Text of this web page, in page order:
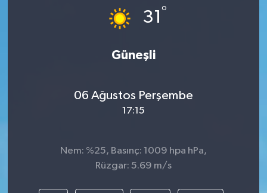
31°
Güneşli
06 Ağustos Perşembe
17:15
Nem: %25, Basınç: 1009 hpa hPa,
Rüzgar: 5.69 m/s